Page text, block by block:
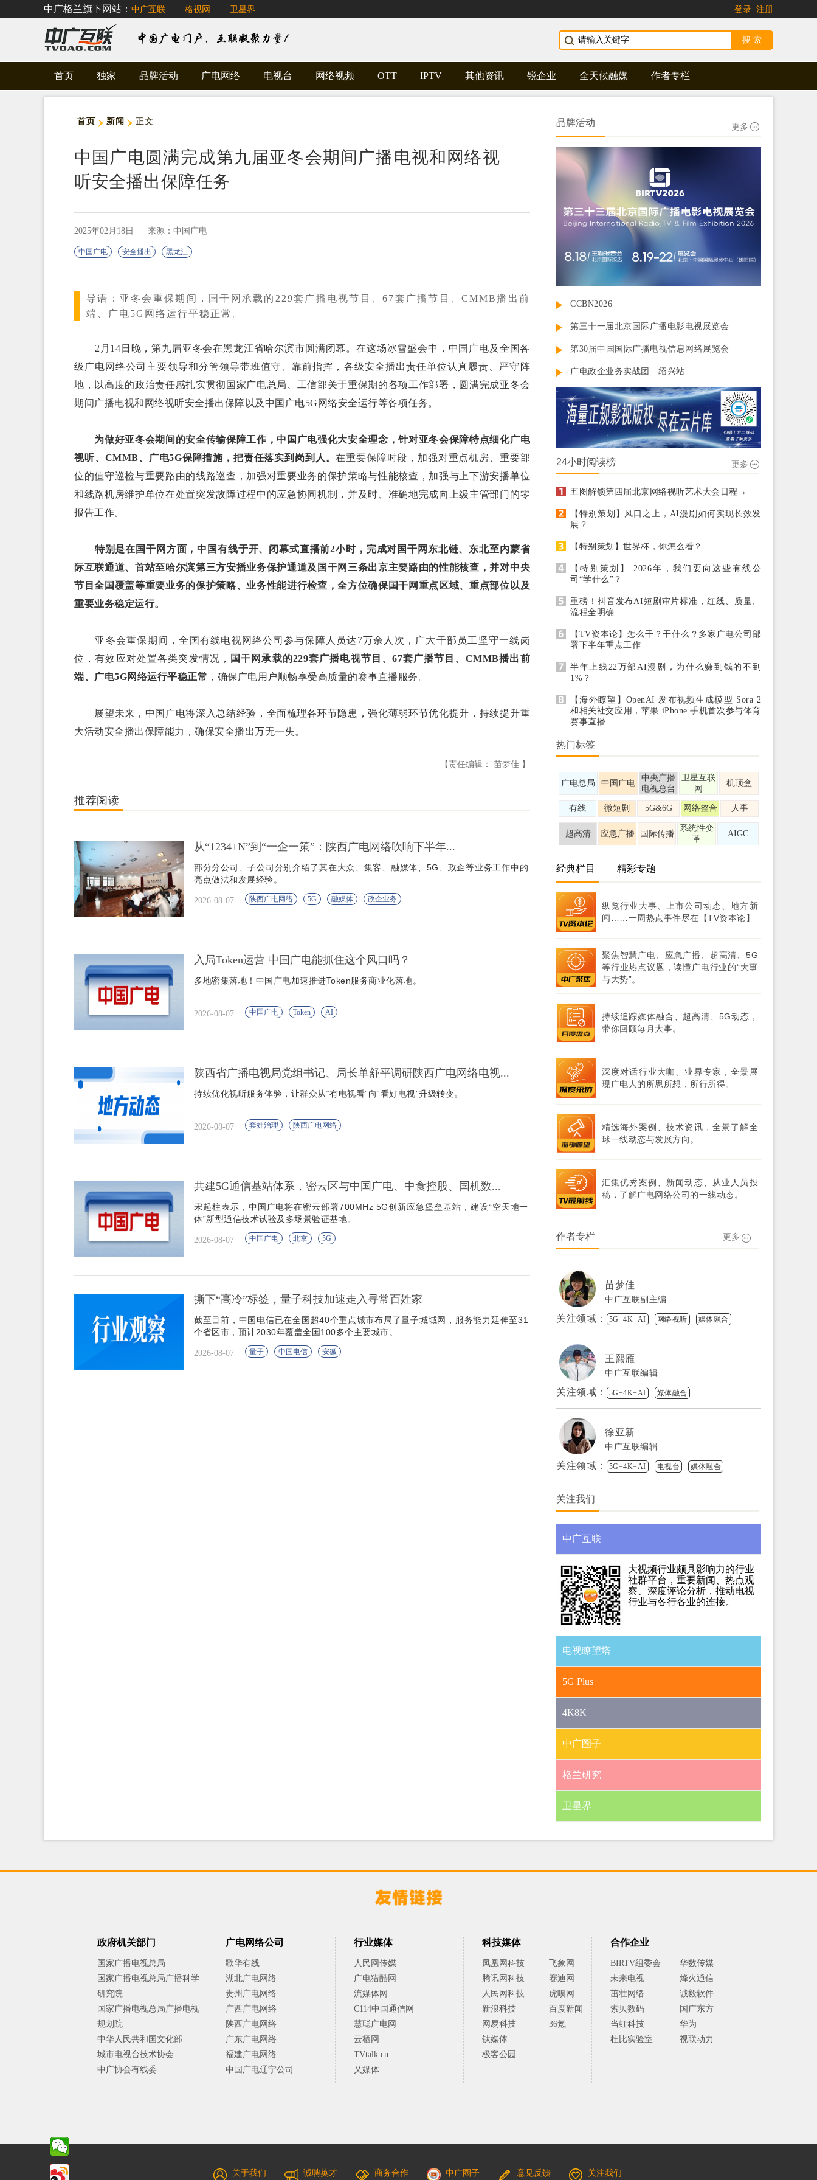
中广格兰旗下网站： 中广互联 格视网 卫星界 登录 注册
首页 独家 品牌活动 广电网络 电视台 网络视频 OTT IPTV 其他资讯 锐企业 全天候融媒 作者专栏
首页 新闻 正文
中国广电圆满完成第九届亚冬会期间广播电视和网络视
听安全播出保障任务
2025年02月18日 来源：中国广电
中国广电 安全播出 黑龙江
导语： 亚冬会重保期间，国干网承载的229套广播电视节目、67套广播节目、CMMB播出前
端、广电5G网络运行平稳正常。
2月14日晚，第九届亚冬会在黑龙江省哈尔滨市圆满闭幕。在这场冰雪盛会中，中国广电及全国各
级广电网络公司主要领导和分管领导带班值守、靠前指挥，各级安全播出责任单位认真履责、严守阵
地，以高度的政治责任感扎实贯彻国家广电总局、工信部关于重保期的各项工作部署，圆满完成亚冬会
期间广播电视和网络视听安全播出保障以及中国广电5G网络安全运行等各项任务。
为做好亚冬会期间的安全传输保障工作，中国广电强化大安全理念，针对亚冬会保障特点细化广电
视听、CMMB、广电5G保障措施，把责任落实到岗到人。在重要保障时段，加强对重点机房、重要部
位的值守巡检与重要路由的线路巡查，加强对重要业务的保护策略与性能核查，加强与上下游安播单位
和线路机房维护单位在处置突发故障过程中的应急协同机制，并及时、准确地完成向上级主管部门的零
报告工作。
特别是在国干网方面，中国有线于开、闭幕式直播前2小时，完成对国干网东北链、东北至内蒙省
际互联通道、首站至哈尔滨第三方安播业务保护通道及国干网三条出京主要路由的性能核查，并对中央
节目全国覆盖等重要业务的保护策略、业务性能进行检查，全方位确保国干网重点区域、重点部位以及
重要业务稳定运行。
亚冬会重保期间，全国有线电视网络公司参与保障人员达7万余人次，广大干部员工坚守一线岗
位，有效应对处置各类突发情况，
国干网承载的229套广播电视节目、67套广播节目、CMMB播出前
端、广电5G网络运行平稳正常 ，确保广电用户顺畅享受高质量的赛事直播服务。
展望未来，中国广电将深入总结经验，全面梳理各环节隐患，强化薄弱环节优化提升，持续提升重
大活动安全播出保障能力，确保安全播出万无一失。
【责任编辑： 苗梦佳 】
推荐阅读
从“1234+N”到“一企一策”：陕西广电网络吹响下半年...
部分分公司、子公司分别介绍了其在大众、集客、融媒体、5G、政企等业务工作中的
亮点做法和发展经验。
2026-08-07 陕西广电网络 5G 融媒体 政企业务
入局Token运营 中国广电能抓住这个风口吗？
多地密集落地！中国广电加速推进Token服务商业化落地。
2026-08-07 中国广电 Token AI
陕西省广播电视局党组书记、局长单舒平调研陕西广电网络电视...
持续优化视听服务体验，让群众从“有电视看”向“看好电视”升级转变。
2026-08-07 套娃治理 陕西广电网络
共建5G通信基站体系，密云区与中国广电、中食控股、国机数...
宋起柱表示，中国广电将在密云部署700MHz 5G创新应急堡垒基站，建设“空天地一
体”新型通信技术试验及多场景验证基地。
2026-08-07 中国广电 北京 5G
撕下“高冷”标签，量子科技加速走入寻常百姓家
截至目前，中国电信已在全国超40个重点城市布局了量子城域网，服务能力延伸至31
个省区市，预计2030年覆盖全国100多个主要城市。
2026-08-07 量子 中国电信 安徽
品牌活动 更多
CCBN2026
第三十一届北京国际广播电影电视展览会
第30届中国国际广播电视信息网络展览会
广电政企业务实战团—绍兴站
24小时阅读榜 更多
五图解锁第四届北京网络视听艺术大会日程→
【特别策划】风口之上，AI漫剧如何实现长效发
展？
【特别策划】世界杯，你怎么看？
【特别策划】 2026年，我们要向这些有线公
司“学什么”？
重磅！抖音发布AI短剧审片标准，红线、质量、
流程全明确
【TV资本论】怎么干？干什么？多家广电公司部
署下半年重点工作
半年上线22万部AI漫剧，为什么赚到钱的不到
1%？
【海外瞭望】OpenAI 发布视频生成模型 Sora 2
和相关社交应用，苹果 iPhone 手机首次参与体育
赛事直播
热门标签
广电总局 中国广电
中央广播
电视总台
卫星互联
网
机顶盒
有线 微短剧 5G&6G 网络整合 人事
超高清 应急广播 国际传播
系统性变
革
AIGC
经典栏目 精彩专题
纵览行业大事、上市公司动态、地方新
闻……一周热点事件尽在【TV资本论】
聚焦智慧广电、应急广播、超高清、5G
等行业热点议题，读懂广电行业的“大事
与大势”。
持续追踪媒体融合、超高清、5G动态，
带你回顾每月大事。
深度对话行业大咖、业界专家，全景展
现广电人的所思所想，所行所得。
精选海外案例、技术资讯，全景了解全
球一线动态与发展方向。
汇集优秀案例、新闻动态、从业人员投
稿，了解广电网络公司的一线动态。
作者专栏 更多
苗梦佳
中广互联副主编
关注领域： 5G+4K+AI 网络视听 媒体融合
王熙雁
中广互联编辑
关注领域： 5G+4K+AI 媒体融合
徐亚新
中广互联编辑
关注领域： 5G+4K+AI 电视台 媒体融合
关注我们
中广互联
大视频行业颇具影响力的行业
社群平台，重要新闻、热点观
察、深度评论分析，推动电视
行业与各行各业的连接。
电视瞭望塔
5G Plus
4K8K
中广圈子
格兰研究
卫星界
政府机关部门
国家广播电视总局
国家广播电视总局广播科学
研究院
国家广播电视总局广播电视
规划院
中华人民共和国文化部
城市电视台技术协会
中广协会有线委
广电网络公司
歌华有线
湖北广电网络
贵州广电网络
广西广电网络
陕西广电网络
广东广电网络
福建广电网络
中国广电辽宁公司
行业媒体
人民网传媒
广电猎酷网
流媒体网
C114中国通信网
慧聪广电网
云栖网
TVtalk.cn
乂媒体
科技媒体
凤凰网科技
飞象网
腾讯网科技
赛迪网
人民网科技
虎嗅网
新浪科技
百度新闻
网易科技
36氪
钛媒体
极客公园
合作企业
BIRTV组委会
华数传媒
未来电视
烽火通信
茁壮网络
诚毅软件
索贝数码
国广东方
当虹科技
华为
杜比实验室
视联动力
关于我们 诚聘英才 商务合作 中广圈子 意见反馈 关注我们